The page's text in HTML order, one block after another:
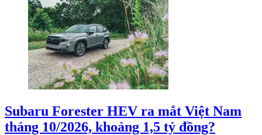
Subaru Forester HEV ra mắt Việt Nam
tháng 10/2026, khoảng 1,5 tỷ đồng?